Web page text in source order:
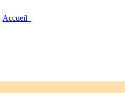
Accueil